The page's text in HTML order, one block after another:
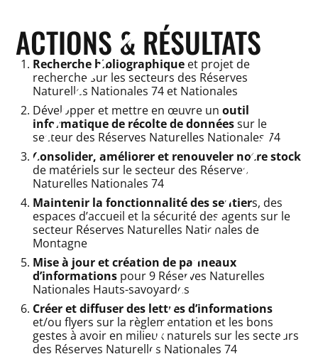
ACTIONS & RÉSULTATS
Recherche bibliographique et projet de
recherche sur les secteurs des Réserves
Naturelles Nationales 74 et Nationales
Développer et mettre en œuvre unoutil
informatique de récolte de donnéessur le
secteur des Réserves Naturelles Nationales 74
Consolider, améliorer et renouveler notre stock
de matériels sur le secteur des Réserves
Naturelles Nationales 74
Maintenir la fonctionnalité des sentiers, des
espaces d’accueil et la sécurité des agents sur le
secteur Réserves Naturelles Nationales de
Montagne
Mise à jour et création de panneaux
d’informations pour 9 Réserves Naturelles
Nationales Hauts-savoyardes
Créer et diffuser des lettres d’informations
et/ou flyers sur la règlementation et les bons
gestes à avoir en milieux naturels sur les secteurs
des Réserves Naturelles Nationales 74